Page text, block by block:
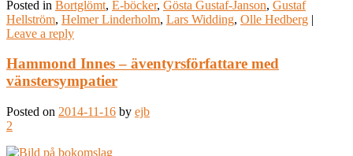
Posted in Bortglömt, E-böcker, Gösta Gustaf-Janson, Gustaf
Hellström, Helmer Linderholm, Lars Widding, Olle Hedberg |
Leave a reply
Hammond Innes – äventyrsförfattare med
vänstersympatier
Posted on 2014-11-16 by ejb
2